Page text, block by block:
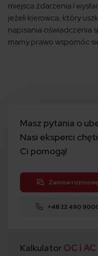
miejsca zdarzenia i
jeżeli kierowca, który
napisania oświadczenia
mamy prawo wspomóc
Masz pytania o
Nasi eksperci
Ci pomogą!
Zamów
+48 22 490
Kalkulator OC i AC